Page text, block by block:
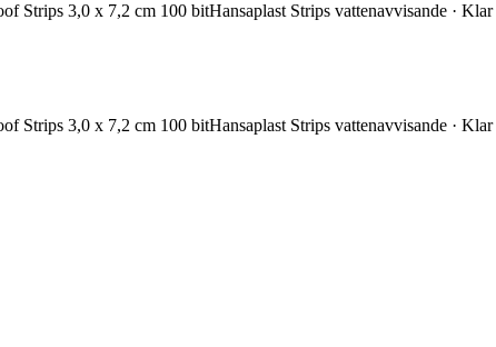
Strips 3,0 x 7,2 cm 100 bitHansaplast Strips vattenavvisande ·
Strips 3,0 x 7,2 cm 100 bitHansaplast Strips vattenavvisande ·